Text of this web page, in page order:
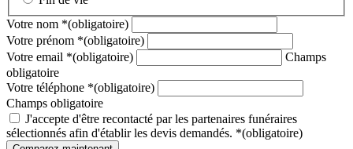
Votre nom *(obligatoire)
Votre prénom *(obligatoire)
Votre email *(obligatoire)
Champs
obligatoire
Votre téléphone *(obligatoire)
Champs obligatoire
J'accepte d'être recontacté par les partenaires funéraires
sélectionnés afin d'établir les devis demandés. *(obligatoire)